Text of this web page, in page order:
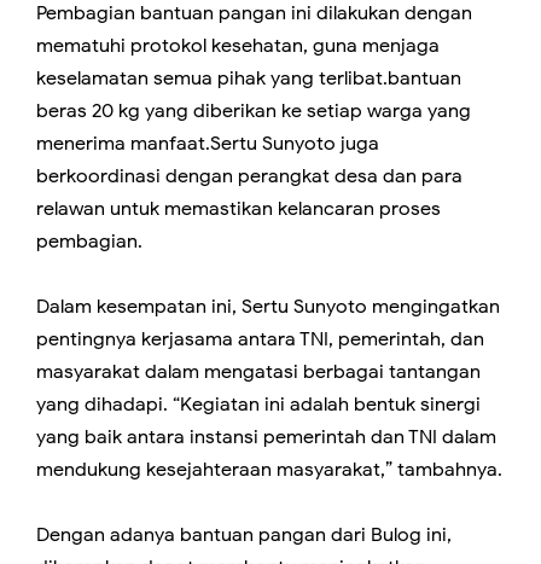
Pembagian bantuan pangan ini dilakukan dengan
mematuhi protokol kesehatan, guna menjaga
keselamatan semua pihak yang terlibat.bantuan
beras 20 kg yang diberikan ke setiap warga yang
menerima manfaat.Sertu Sunyoto juga
berkoordinasi dengan perangkat desa dan para
relawan untuk memastikan kelancaran proses
pembagian.
Dalam kesempatan ini, Sertu Sunyoto mengingatkan
pentingnya kerjasama antara TNI, pemerintah, dan
masyarakat dalam mengatasi berbagai tantangan
yang dihadapi. “Kegiatan ini adalah bentuk sinergi
yang baik antara instansi pemerintah dan TNI dalam
mendukung kesejahteraan masyarakat,” tambahnya.
Dengan adanya bantuan pangan dari Bulog ini,